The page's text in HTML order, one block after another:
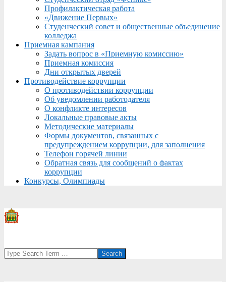
Профилактическая работа
«Движение Первых»
Студенческий совет и общественные объединение
колледжа
Приемная кампания
Задать вопрос в «Приемную комиссию»
Приемная комиссия
Дни открытых дверей
Противодействие коррупции
О противодействии коррупции
Об уведомлении работодателя
О конфликте интересов
Локальные правовые акты
Методические материалы
Формы документов, связанных с
предупреждением коррупции, для заполнения
Телефон горячей линии
Обратная связь для сообщений о фактах
коррупции
Конкурсы, Олимпиады
Search